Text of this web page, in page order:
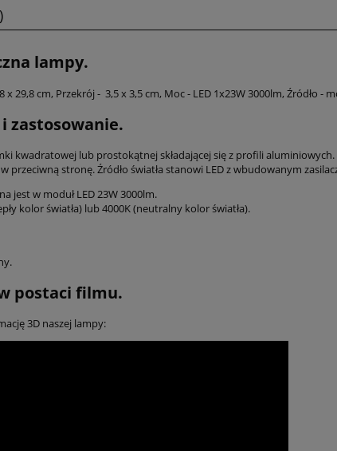
lampy.
29,8 cm, Przekrój - 3,5 x 3,5 cm, Moc - LED 1x23W 3000lm, Źródło -
zastosowanie.
kwadratowej lub prostokątnej składającej się z profili
przeciwną stronę. Źródło światła stanowi LED z wbudowanym
jest w moduł LED 23W 3000lm.
kolor światła) lub 4000K (neutralny kolor światła).
postaci filmu.
3D naszej lampy: